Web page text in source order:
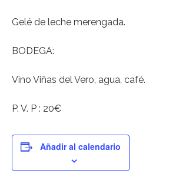
Gelé de leche merengada.
BODEGA:
Vino Viñas del Vero, agua, café.
P. V. P : 20€
Añadir al calendario